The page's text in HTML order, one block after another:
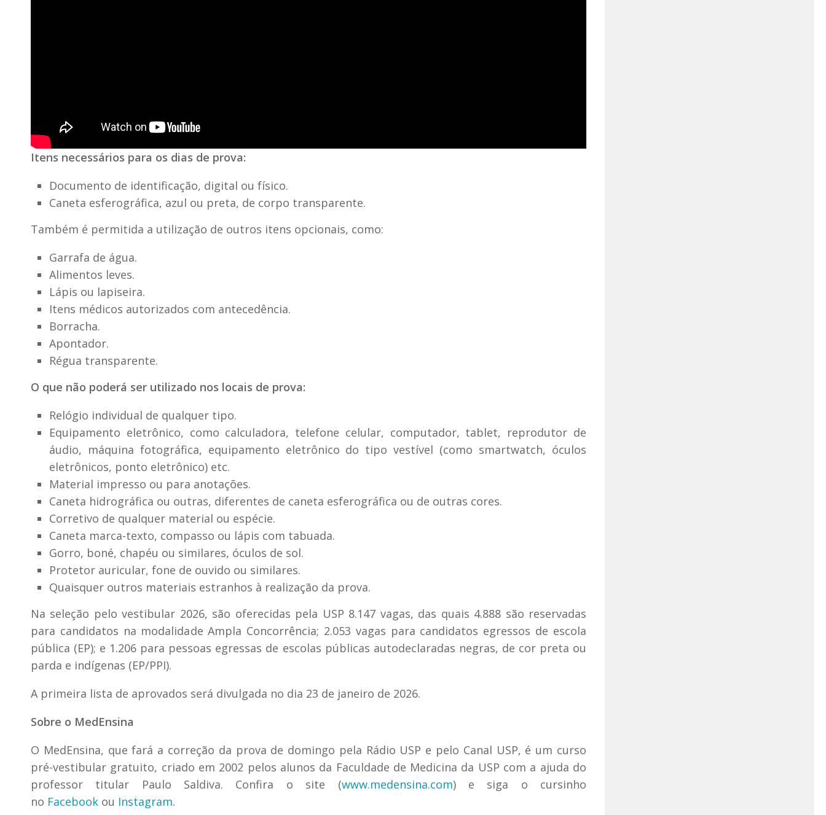
Itens necessários para os dias de prova:
Documento de identificação, digital ou físico.
Caneta esferográfica, azul ou preta, de corpo transparente.
Também é permitida a utilização de outros itens opcionais, como:
Garrafa de água.
Alimentos leves.
Lápis ou lapiseira.
Itens médicos autorizados com antecedência.
Borracha.
Apontador.
Régua transparente.
O que não poderá ser utilizado nos locais de prova:
Relógio individual de qualquer tipo.
Equipamento eletrônico, como calculadora, telefone celular, computador, tablet, reprodutor de
áudio, máquina fotográfica, equipamento eletrônico do tipo vestível (como smartwatch, óculos
eletrônicos, ponto eletrônico) etc.
Material impresso ou para anotações.
Caneta hidrográfica ou outras, diferentes de caneta esferográfica ou de outras cores.
Corretivo de qualquer material ou espécie.
Caneta marca-texto, compasso ou lápis com tabuada.
Gorro, boné, chapéu ou similares, óculos de sol.
Protetor auricular, fone de ouvido ou similares.
Quaisquer outros materiais estranhos à realização da prova.
Na seleção pelo vestibular 2026, são oferecidas pela USP 8.147 vagas, das quais 4.888 são reservadas
para candidatos na modalidade Ampla Concorrência; 2.053 vagas para candidatos egressos de escola
pública (EP); e 1.206 para pessoas egressas de escolas públicas autodeclaradas negras, de cor preta ou
parda e indígenas (EP/PPI).
A primeira lista de aprovados será divulgada no dia 23 de janeiro de 2026.
Sobre o MedEnsina
O MedEnsina, que fará a correção da prova de domingo pela Rádio USP e pelo Canal USP, é um curso
pré-vestibular gratuito, criado em 2002 pelos alunos da Faculdade de Medicina da USP com a ajuda do
professor titular Paulo Saldiva. Confira o site (www.medensina.com) e siga o cursinho
no Facebook ou Instagram.